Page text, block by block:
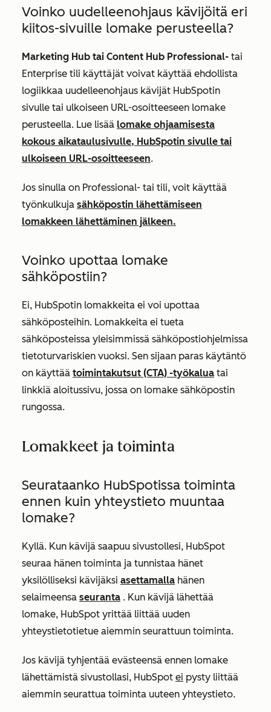
Voinko uudelleenohjaus kävijöitä eri
kiitos-sivuille lomake perusteella?
Marketing Hub tai Content Hub Professional- tai
Enterprise tili käyttäjät voivat käyttää ehdollista
logiikkaa uudelleenohjaus kävijät HubSpotin
sivulle tai ulkoiseen URL-osoitteeseen lomake
perusteella. Lue lisää lomake ohjaamisesta
kokous aikataulusivulle, HubSpotin sivulle tai
ulkoiseen URL-osoitteeseen.
Jos sinulla on Professional- tai tili, voit käyttää
työnkulkuja sähköpostin lähettämiseen
lomakkeen lähettäminen jälkeen.
Voinko upottaa lomake
sähköpostiin?
Ei, HubSpotin lomakkeita ei voi upottaa
sähköposteihin. Lomakkeita ei tueta
sähköposteissa yleisimmissä sähköpostiohjelmissa
tietoturvariskien vuoksi. Sen sijaan paras käytäntö
on käyttää toimintakutsut (CTA) -työkalua tai
linkkiä aloitussivu, jossa on lomake sähköpostin
rungossa.
Lomakkeet ja toiminta
Seurataanko HubSpotissa toiminta
ennen kuin yhteystieto muuntaa
lomake?
Kyllä. Kun kävijä saapuu sivustollesi, HubSpot
seuraa hänen toiminta ja tunnistaa hänet
yksilölliseksi kävijäksi asettamalla hänen
selaimeensa seuranta . Kun kävijä lähettää
lomake, HubSpot yrittää liittää uuden
yhteystietotietue aiemmin seurattuun toiminta.
Jos kävijä tyhjentää evästeensä ennen lomake
lähettämistä sivustollasi, HubSpot ei pysty liittää
aiemmin seurattua toiminta uuteen yhteystieto.